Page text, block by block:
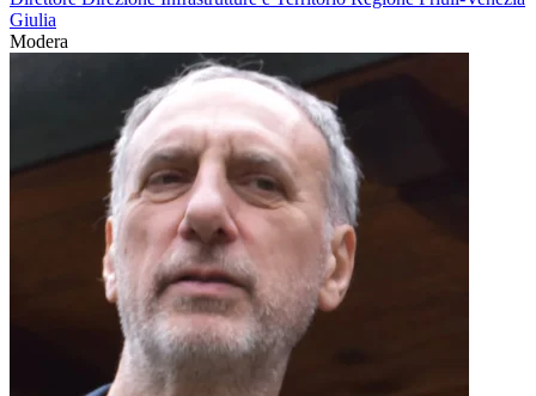
Giulia
Modera